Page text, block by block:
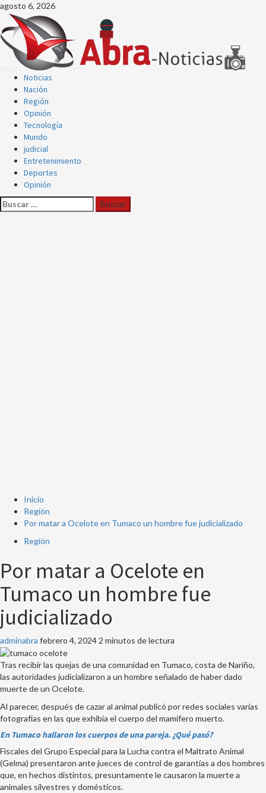
Saltar
contenido
agosto 6, 2026
Menú
principal
Noticias
Nación
Región
Opinión
Tecnología
Mundo
judicial
Entretenimiento
Deportes
Opinión
Buscar:
Inicio
Región
Por matar a Ocelote en Tumaco un hombre fue judicializado
Región
Por matar a Ocelote en
Tumaco un hombre fue
judicializado
adminabra febrero 4, 2024 2 minutos de lectura
Tras recibir las quejas de una comunidad en Tumaco, costa de Nariño,
las autoridades judicializaron a un hombre señalado de haber dado
muerte de un Ocelote.
Al parecer, después de cazar al animal publicó por redes sociales varias
fotografías en las que exhibía el cuerpo del mamífero muerto.
En Tumaco hallaron los cuerpos de una pareja. ¿Qué pasó?
Fiscales del Grupo Especial para la Lucha contra el Maltrato Animal
(Gelma) presentaron ante jueces de control de garantías a dos hombres
que, en hechos distintos, presuntamente le causaron la muerte a
animales silvestres y domésticos.